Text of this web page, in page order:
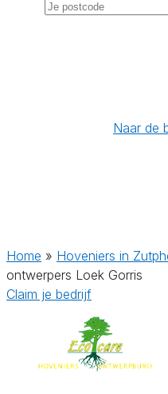
Naar de
Home » Hoveniers in
ontwerpers Loek Gorris
Claim je bedrijf